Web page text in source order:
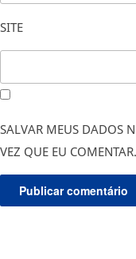
SITE
SALVAR MEUS DADOS
VEZ QUE EU COMENTAR.